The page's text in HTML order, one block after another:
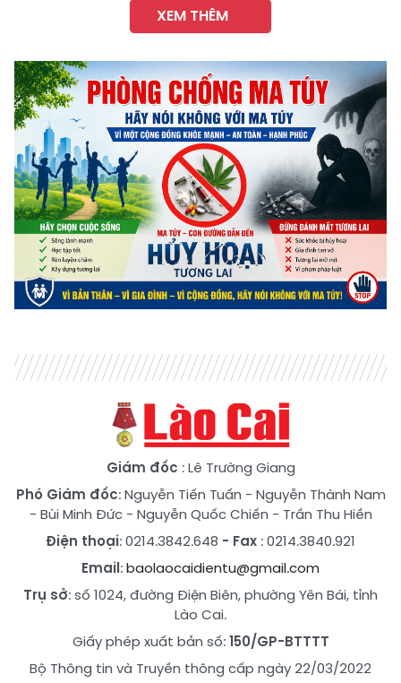
XEM THÊM
Giám đốc : Lê Trường Giang
Phó Giám đốc:Nguyễn Tiến Tuấn - Nguyễn Thành Nam
- Bùi Minh Đức- Nguyễn Quốc Chiến - Trần Thu Hiền
Điện thoại: 0214.3842.648 - Fax : 0214.3840.921
Email:baolaocaidientu@gmail.com
Trụ sở: số 1024, đường Điện Biên, phường Yên Bái, tỉnh
Lào Cai.
Giấy phép xuất bản số:150/GP-BTTTT
Bộ Thông tin và Truyền thông cấp ngày 22/03/2022